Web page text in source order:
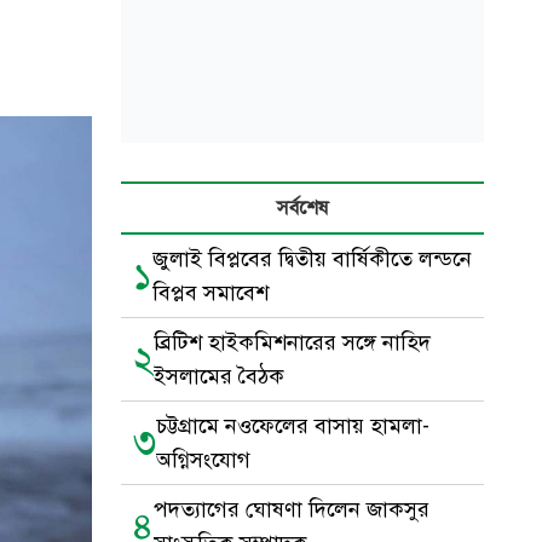
সর্বশেষ
১জুলাই বিপ্লবের দ্বিতীয় বার্ষিকীতে লন্ডনে
বিপ্লব সমাবেশ
২ব্রিটিশ হাইকমিশনারের সঙ্গে নাহিদ
ইসলামের বৈঠক
৩চট্টগ্রামে নওফেলের বাসায় হামলা-
অগ্নিসংযোগ
৪পদত্যাগের ঘোষণা দিলেন জাকসুর